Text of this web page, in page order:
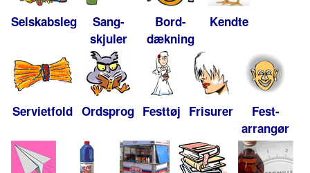
Selskabsleg
Sang-
skjuler
Bord-
dækning
Kendte
Servietfold Ordsprog Festtøj Frisurer
Fest-
arrangør